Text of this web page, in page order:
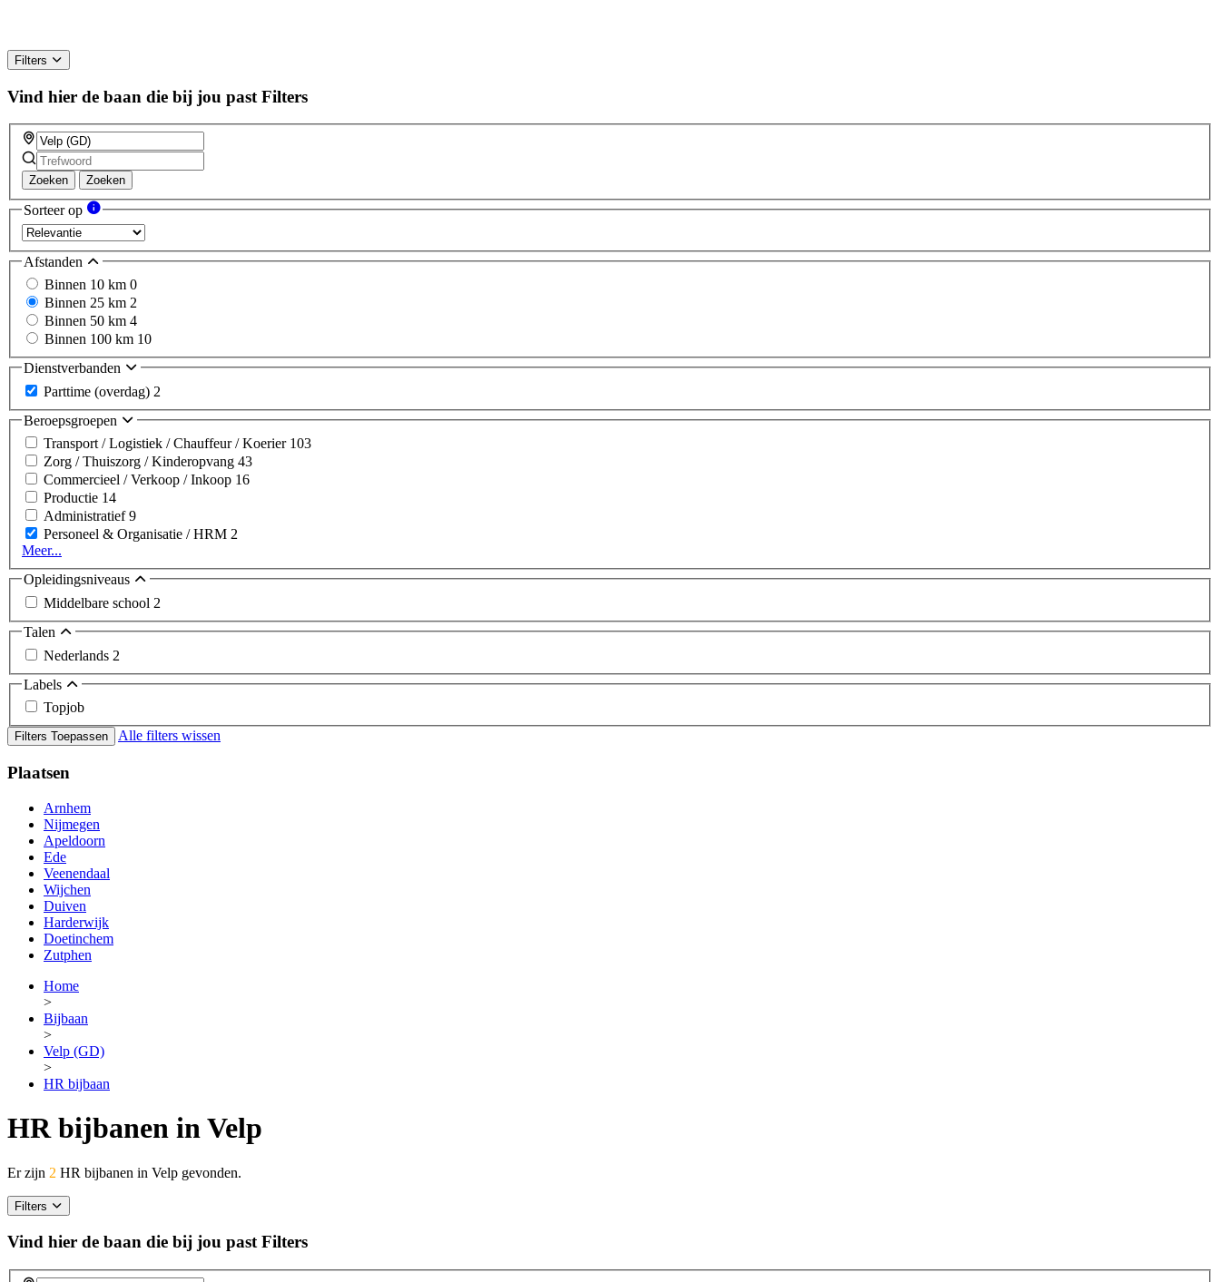
Filters
Vind hier de baan die bij jou past Filters
Zoeken Zoeken
Sorteer op
Afstanden
Binnen 10 km 0
Binnen 25 km 2
Binnen 50 km 4
Binnen 100 km 10
Dienstverbanden
Parttime (overdag) 2
Beroepsgroepen
Transport / Logistiek / Chauffeur / Koerier 103
Zorg / Thuiszorg / Kinderopvang 43
Commercieel / Verkoop / Inkoop 16
Productie 14
Administratief9
Personeel & Organisatie / HRM 2
Meer...
Opleidingsniveaus
Middelbare school 2
Talen
Nederlands 2
Labels
Topjob
Filters Toepassen Alle filters wissen
Plaatsen
Arnhem
Nijmegen
Apeldoorn
Ede
Veenendaal
Wijchen
Duiven
Harderwijk
Doetinchem
Zutphen
Home
>
Bijbaan
>
Velp (GD)
>
HR bijbaan
HR bijbanen in Velp
Er zijn 2 HR bijbanen in Velp gevonden.
Filters
Vind hier de baan die bij jou past Filters